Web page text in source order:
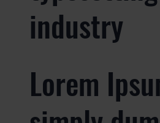
industry
Lorem